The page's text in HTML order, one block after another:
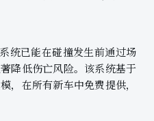
统已能在碰撞发生前通过场
降低伤亡风险。该系统基于
，在所有新车中免费提供，